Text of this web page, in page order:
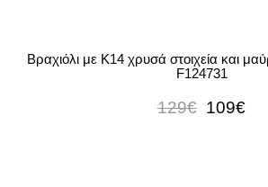
Βραχιόλι με Κ14 χρυσά στοιχεία και
F124731
129€ 109€